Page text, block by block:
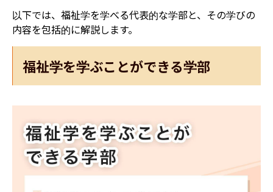
以下では、福祉学を学べる代表的な学部と、その学びの
内容を包括的に解説します。
福祉学を学ぶことができる学部